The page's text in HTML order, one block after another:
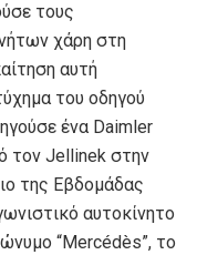
τους
χάρη στη
αυτή
του οδηγού
ένα Daimler
τον Jellinek στην
της Εβδομάδας
αυτοκίνητο
“Mercédès”, το